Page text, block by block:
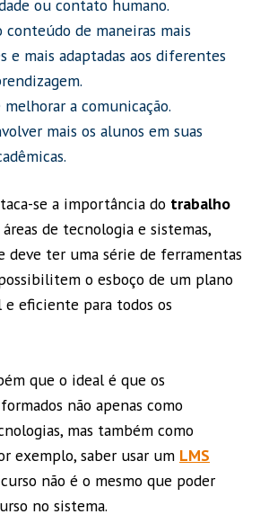
ou contato humano.
conteúdo de maneiras mais
e mais adaptadas aos diferentes
a comunicação.
mais os alunos em suas
se a importância do trabalho
áreas de tecnologia e sistemas,
deve ter uma série de ferramentas
o esboço de um plano
e eficiente para todos os
que o ideal é que os
não apenas como
mas também como
exemplo, saber usar um LMS
não é o mesmo que poder
no sistema.